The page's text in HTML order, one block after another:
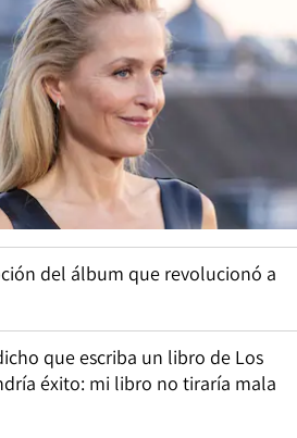
del álbum que revolucionó a
que escriba un libro de Los
éxito: mi libro no tiraría mala